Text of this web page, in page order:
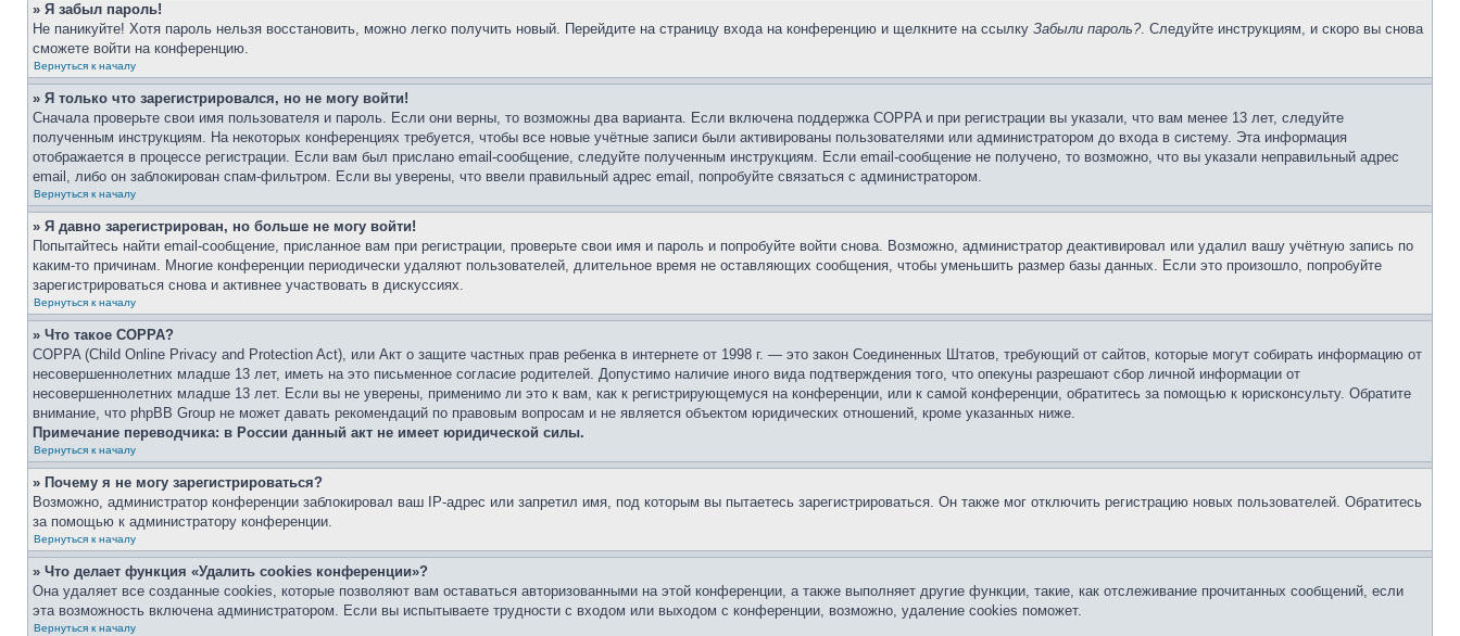
» Я забыл пароль!
Не паникуйте! Хотя пароль нельзя восстановить, можно легко получить новый. Перейдите на страницу входа на конференцию и щелкните на ссылку Забыли пароль?. Следуйте инструкциям, и скоро вы снова
сможете войти на конференцию.
Вернуться к началу
» Я только что зарегистрировался, но не могу войти!
Сначала проверьте свои имя пользователя и пароль. Если они верны, то возможны два варианта. Если включена поддержка COPPA и при регистрации вы указали, что вам менее 13 лет, следуйте
полученным инструкциям. На некоторых конференциях требуется, чтобы все новые учётные записи были активированы пользователями или администратором до входа в систему. Эта информация
отображается в процессе регистрации. Если вам был прислано email-сообщение, следуйте полученным инструкциям. Если email-сообщение не получено, то возможно, что вы указали неправильный адрес
email, либо он заблокирован спам-фильтром. Если вы уверены, что ввели правильный адрес email, попробуйте связаться с администратором.
Вернуться к началу
» Я давно зарегистрирован, но больше не могу войти!
Попытайтесь найти email-сообщение, присланное вам при регистрации, проверьте свои имя и пароль и попробуйте войти снова. Возможно, администратор деактивировал или удалил вашу учётную запись по
каким-то причинам. Многие конференции периодически удаляют пользователей, длительное время не оставляющих сообщения, чтобы уменьшить размер базы данных. Если это произошло, попробуйте
зарегистрироваться снова и активнее участвовать в дискуссиях.
Вернуться к началу
» Что такое COPPA?
COPPA (Child Online Privacy and Protection Act), или Акт о защите частных прав ребенка в интернете от 1998 г. — это закон Соединенных Штатов, требующий от сайтов, которые могут собирать информацию от
несовершеннолетних младше 13 лет, иметь на это письменное согласие родителей. Допустимо наличие иного вида подтверждения того, что опекуны разрешают сбор личной информации от
несовершеннолетних младше 13 лет. Если вы не уверены, применимо ли это к вам, как к регистрирующемуся на конференции, или к самой конференции, обратитесь за помощью к юрисконсульту. Обратите
внимание, что phpBB Group не может давать рекомендаций по правовым вопросам и не является объектом юридических отношений, кроме указанных ниже.
Примечание переводчика: в России данный акт не имеет юридической силы.
Вернуться к началу
» Почему я не могу зарегистрироваться?
Возможно, администратор конференции заблокировал ваш IP-адрес или запретил имя, под которым вы пытаетесь зарегистрироваться. Он также мог отключить регистрацию новых пользователей. Обратитесь
за помощью к администратору конференции.
Вернуться к началу
» Что делает функция «Удалить cookies конференции»?
Она удаляет все созданные cookies, которые позволяют вам оставаться авторизованными на этой конференции, а также выполняет другие функции, такие, как отслеживание прочитанных сообщений, если
эта возможность включена администратором. Если вы испытываете трудности с входом или выходом с конференции, возможно, удаление cookies поможет.
Вернуться к началу